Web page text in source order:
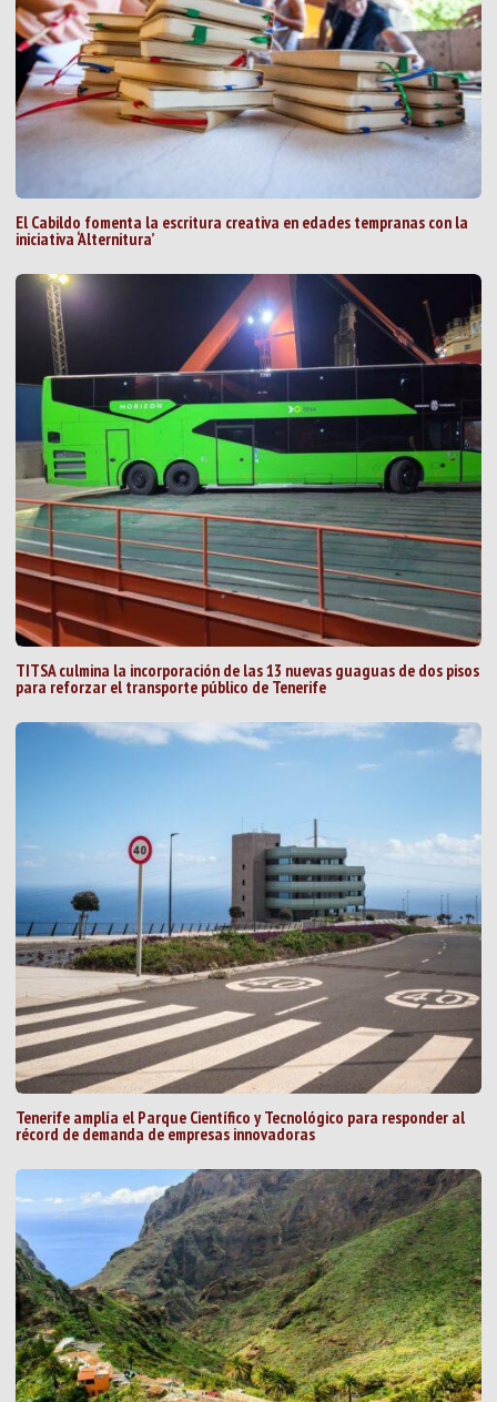
El Cabildo fomenta la escritura creativa en edades tempranas con la
iniciativa ‘Alternitura’
TITSA culmina la incorporación de las 13 nuevas guaguas de dos pisos
para reforzar el transporte público de Tenerife
Tenerife amplía el Parque Científico y Tecnológico para responder al
récord de demanda de empresas innovadoras